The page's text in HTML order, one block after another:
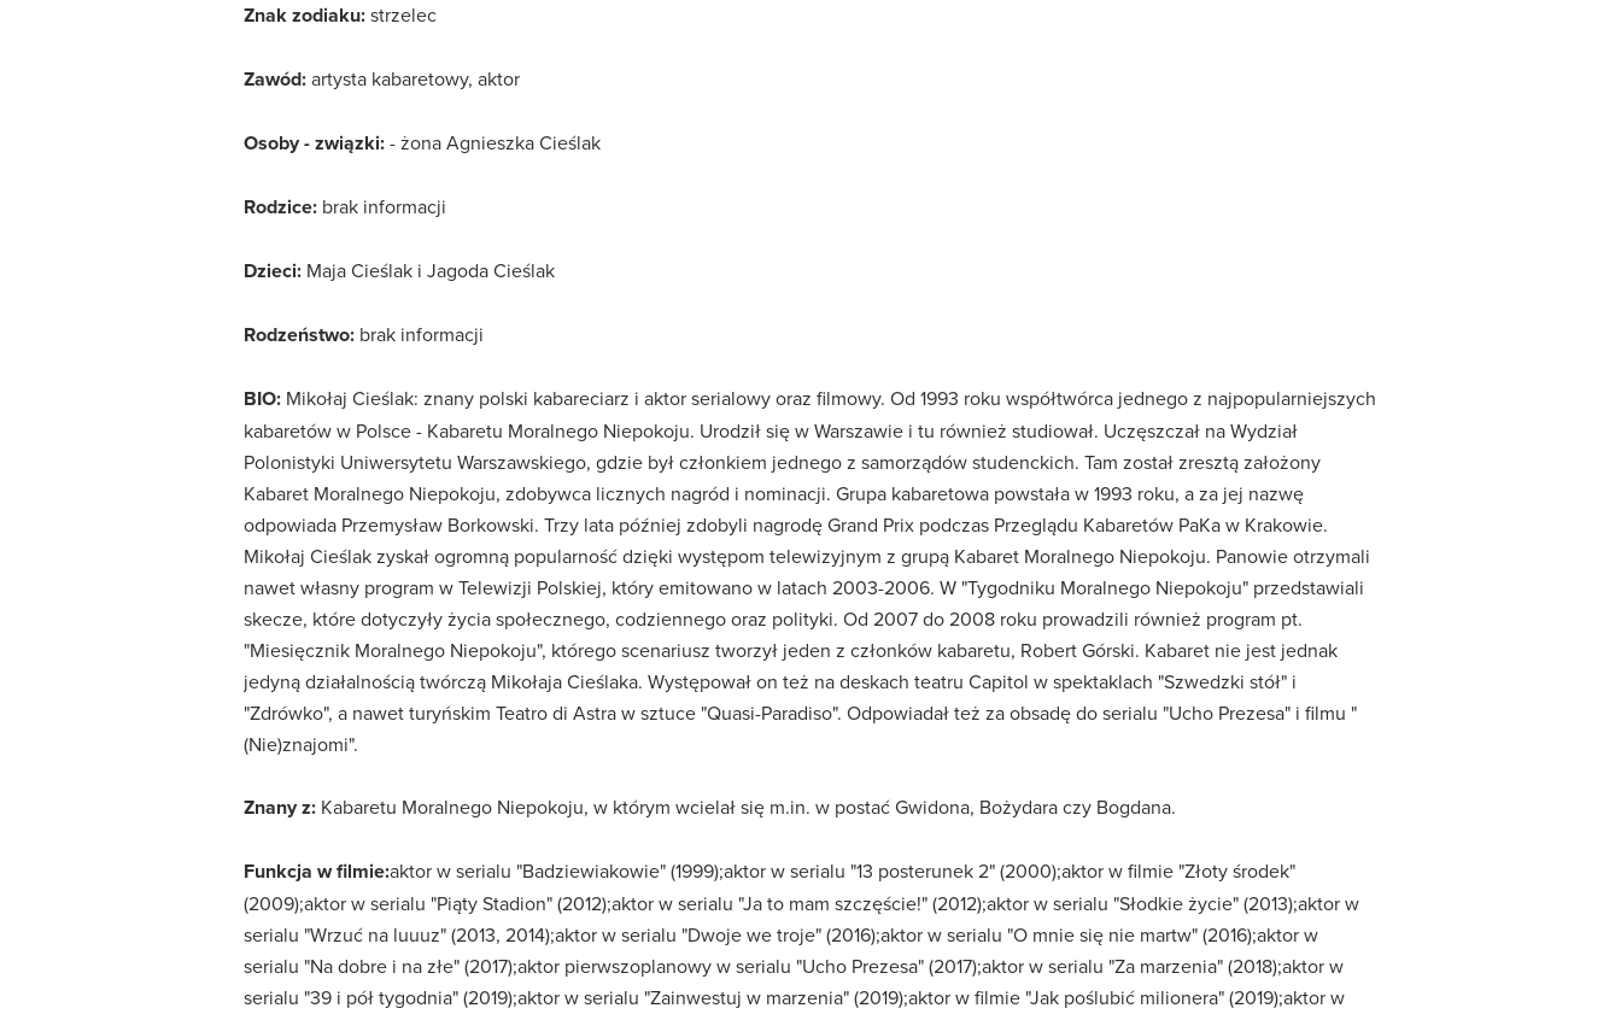
Znak zodiaku:strzelec
Zawód:artysta kabaretowy, aktor
Osoby - związki:- żona Agnieszka Cieślak
Rodzice: brak informacji
Dzieci: Maja Cieślak i Jagoda Cieślak
Rodzeństwo: brak informacji
BIO: Mikołaj Cieślak: znany polski kabareciarz i aktor serialowy oraz filmowy. Od 1993 roku współtwórca jednego z najpopularniejszych
kabaretów w Polsce - Kabaretu Moralnego Niepokoju. Urodził się w Warszawie i tu również studiował. Uczęszczał na Wydział
Polonistyki Uniwersytetu Warszawskiego, gdzie był członkiem jednego z samorządów studenckich. Tam został zresztą założony
Kabaret Moralnego Niepokoju, zdobywca licznych nagród i nominacji. Grupa kabaretowa powstała w 1993 roku, a za jej nazwę
odpowiada Przemysław Borkowski. Trzy lata później zdobyli nagrodę Grand Prix podczas Przeglądu Kabaretów PaKa w Krakowie.
Mikołaj Cieślak zyskał ogromną popularność dzięki występom telewizyjnym z grupą Kabaret Moralnego Niepokoju. Panowie otrzymali
nawet własny program w Telewizji Polskiej, który emitowano w latach 2003-2006. W "Tygodniku Moralnego Niepokoju" przedstawiali
skecze, które dotyczyły życia społecznego, codziennego oraz polityki. Od 2007 do 2008 roku prowadzili również program pt.
"Miesięcznik Moralnego Niepokoju", którego scenariusz tworzył jeden z członków kabaretu, Robert Górski. Kabaret nie jest jednak
jedyną działalnością twórczą Mikołaja Cieślaka. Występował on też na deskach teatru Capitol w spektaklach "Szwedzki stół" i
"Zdrówko", a nawet turyńskim Teatro di Astra w sztuce "Quasi-Paradiso". Odpowiadał też za obsadę do serialu "Ucho Prezesa" i filmu "
(Nie)znajomi".
Znany z: Kabaretu Moralnego Niepokoju, w którym wcielał się m.in. w postać Gwidona, Bożydara czy Bogdana.
Funkcja w filmie:aktor w serialu "Badziewiakowie" (1999);aktor w serialu "13 posterunek 2" (2000);aktor w filmie "Złoty środek"
(2009);aktor w serialu "Piąty Stadion" (2012);aktor w serialu "Ja to mam szczęście!" (2012);aktor w serialu "Słodkie życie" (2013);aktor w
serialu "Wrzuć na luuuz" (2013, 2014);aktor w serialu "Dwoje we troje" (2016);aktor w serialu "O mnie się nie martw" (2016);aktor w
serialu "Na dobre i na złe" (2017);aktor pierwszoplanowy w serialu "Ucho Prezesa" (2017);aktor w serialu "Za marzenia" (2018);aktor w
serialu "39 i pół tygodnia" (2019);aktor w serialu "Zainwestuj w marzenia" (2019);aktor w filmie "Jak poślubić milionera" (2019);aktor w